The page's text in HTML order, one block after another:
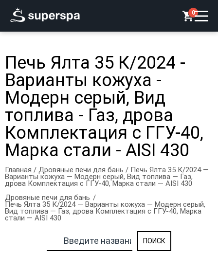
0
Печь Ялта 35 К/2024 -
Варианты кожуха -
Модерн серый, Вид
топлива - Газ, дрова
Комплектация с ГГУ-40,
Марка стали - AISI 430
Главная / Дровяные печи для бань / Печь Ялта 35 К/2024 —
Варианты кожуха — Модерн серый, Вид топлива — Газ,
дрова Комплектация с ГГУ-40, Марка стали — AISI 430
Дровяные печи для бань
Печь Ялта 35 К/2024 — Варианты кожуха — Модерн серый,
Вид топлива — Газ, дрова Комплектация с ГГУ-40, Марка
стали — AISI 430